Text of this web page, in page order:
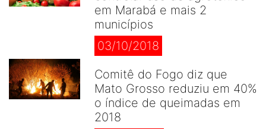
em Marabá e mais 2
municípios
03/10/2018
Comitê do Fogo diz que
Mato Grosso reduziu em 40%
o índice de queimadas em
2018